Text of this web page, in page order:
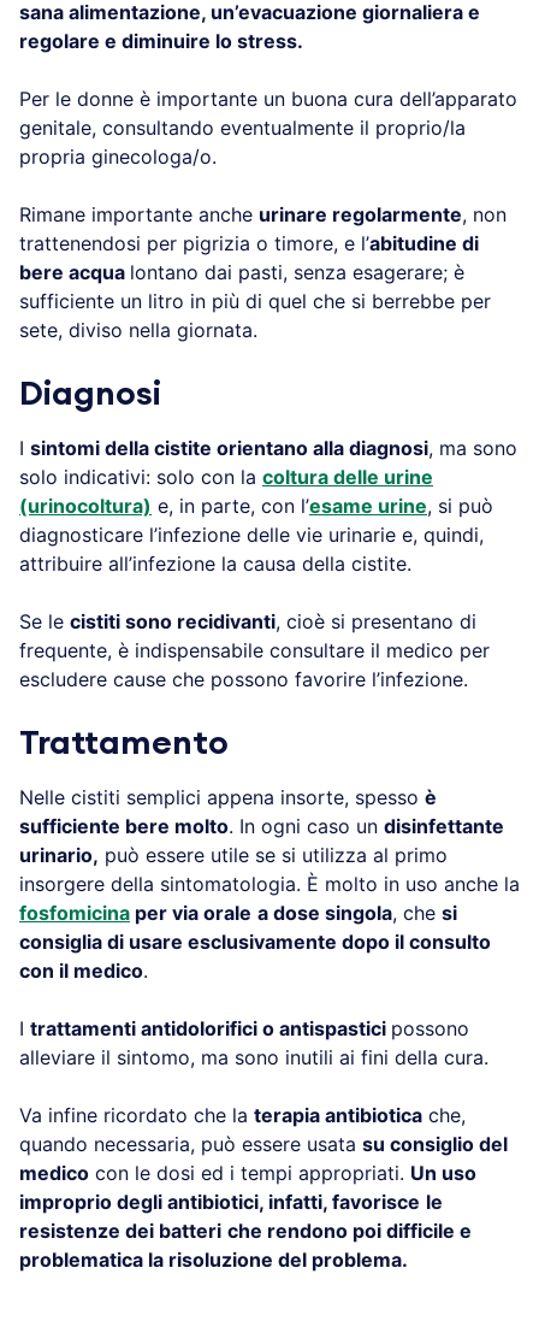
sana alimentazione, un’evacuazione giornaliera e
regolare e diminuire lo stress.
Per le donne è importante un buona cura dell’apparato
genitale, consultando eventualmente il proprio/la
propria ginecologa/o.
Rimane importante anche urinare regolarmente, non
trattenendosi per pigrizia o timore, e l’abitudine di
bere acqua lontano dai pasti, senza esagerare; è
sufficiente un litro in più di quel che si berrebbe per
sete, diviso nella giornata.
Diagnosi
I sintomi della cistite orientano alla diagnosi, ma sono
solo indicativi: solo con la coltura delle urine
(urinocoltura) e, in parte, con l’esame urine, si può
diagnosticare l’infezione delle vie urinarie e, quindi,
attribuire all’infezione la causa della cistite.
Se le cistiti sono recidivanti, cioè si presentano di
frequente, è indispensabile consultare il medico per
escludere cause che possono favorire l’infezione.
Trattamento
Nelle cistiti semplici appena insorte, spesso è
sufficiente bere molto. In ogni caso un disinfettante
urinario, può essere utile se si utilizza al primo
insorgere della sintomatologia. È molto in uso anche la
fosfomicina per via orale a dose singola, che si
consiglia di usare esclusivamente dopo il consulto
con il medico.
I trattamenti antidolorifici o antispastici possono
alleviare il sintomo, ma sono inutili ai fini della cura.
Va infine ricordato che la terapia antibiotica che,
quando necessaria, può essere usata su consiglio del
medico con le dosi ed i tempi appropriati. Un uso
improprio degli antibiotici, infatti, favorisce le
resistenze dei batteri che rendono poi difficile e
problematica la risoluzione del problema.